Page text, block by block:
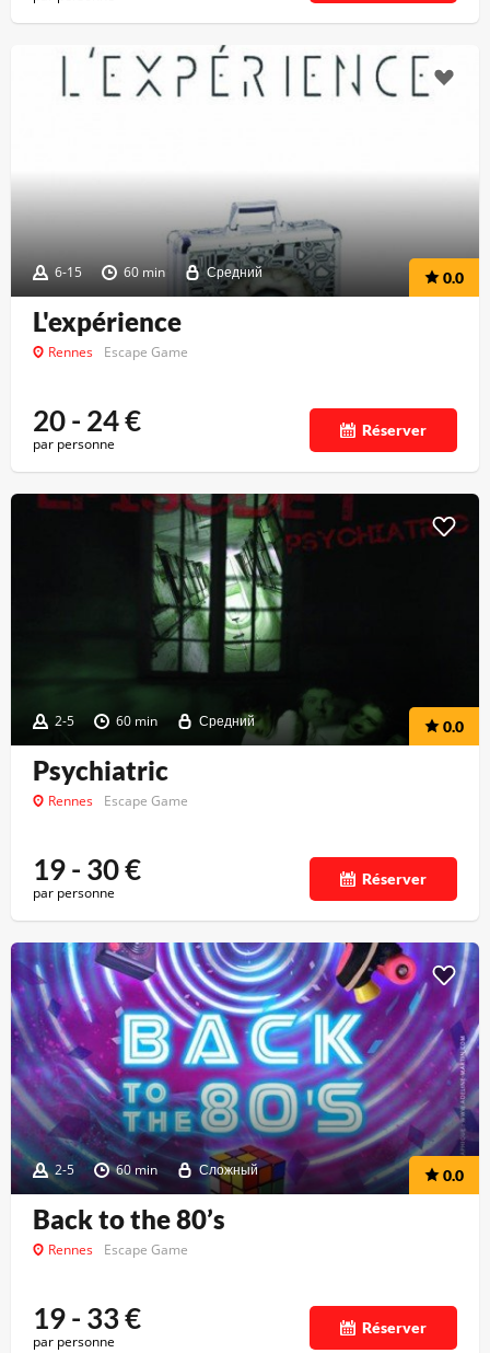
6-15 60 min Средний 0.0
L'expérience
Rennes Escape Game
20 - 24€
par personne
Réserver
2-5 60 min Средний 0.0
Psychiatric
Rennes Escape Game
19 - 30€
par personne
Réserver
2-5 60 min Сложный 0.0
Back to the 80’s
Rennes Escape Game
19 - 33€
par personne
Réserver